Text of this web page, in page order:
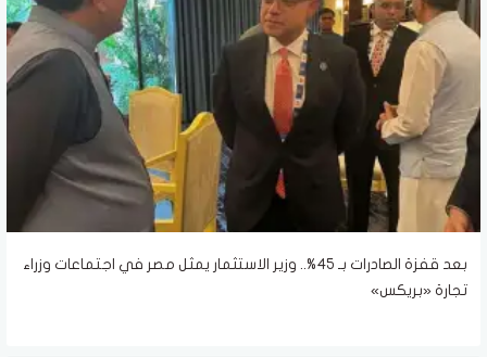
بعد قفزة الصادرات بـ 45%.. وزير الاستثمار يمثل مصر في اجتماعات وزراء
تجارة «بريكس»